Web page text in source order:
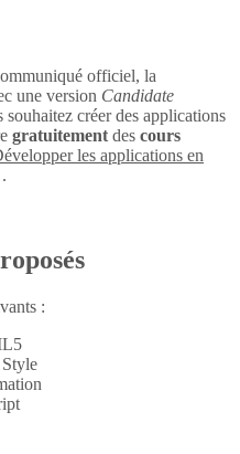
officiel, la
une version Candidate
créer des applications
gratuitement des cours
les applications en
: